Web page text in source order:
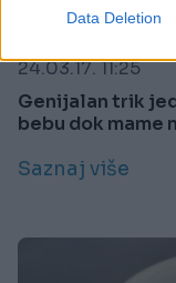
Data Deletion
MAME I BEBE
24.03.17. 11:25
Genijalan trik
bebu dok mame
Saznaj više